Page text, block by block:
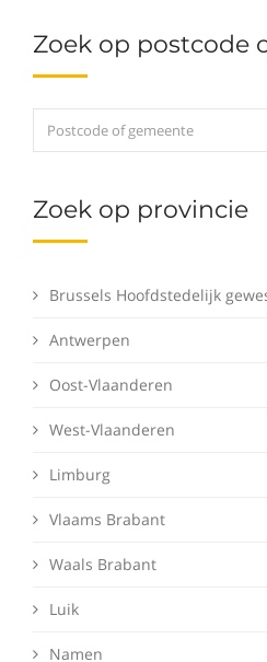
Zoek op postcode
Zoek op provincie
Brussels Hoofdstedelijk
Antwerpen
Oost-Vlaanderen
West-Vlaanderen
Limburg
Vlaams Brabant
Waals Brabant
Luik
Namen